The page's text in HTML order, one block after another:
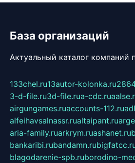
База организаций
Актуальный каталог компаний
133chel.ru13autor-kolonka.ru
3-d-file.ru3d-file.rua-cdc.ru
airgungames.ruaccounts-112.ru
alfeihavsalnassr.rualtaipant.ru
aria-family.ruarkrym.ruashanet.ru
bankaribi.rubandamn.ru
blagodarenie-spb.ruborodino-